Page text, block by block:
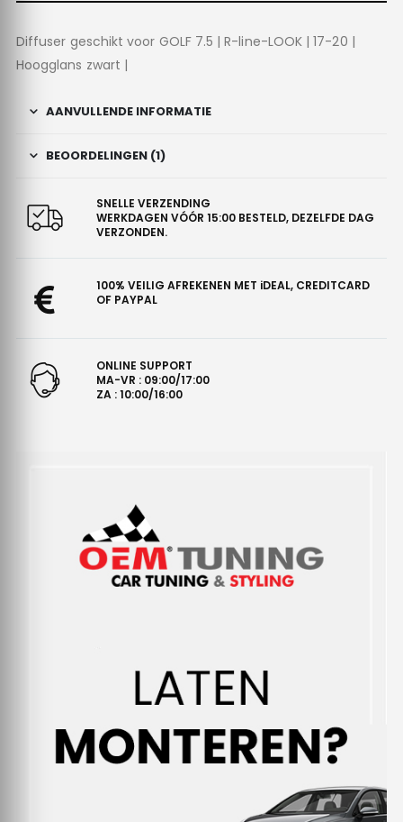
Diffuser geschikt voor GOLF 7.5 | R-line-LOOK | 17-20 |
Hoogglans zwart |
AANVULLENDE INFORMATIE
BEOORDELINGEN (1)
SNELLE VERZENDING
WERKDAGEN VÓÓR 15:00 BESTELD, DEZELFDE DAG
VERZONDEN.
100% VEILIG AFREKENEN MET iDEAL, CREDITCARD
OF PAYPAL
ONLINE SUPPORT
MA-VR : 09:00/17:00
ZA : 10:00/16:00